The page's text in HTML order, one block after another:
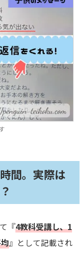
間。実際は
『4教科受講し、1
』として記載され